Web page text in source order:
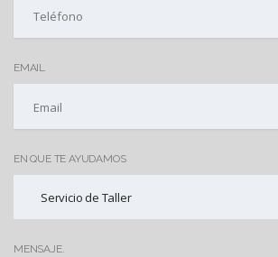
EMAIL
EN QUE TE AYUDAMOS
Servicio de Taller
MENSAJE.